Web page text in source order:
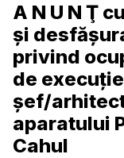
A N U N Ţ
și
privind
de
șef/
aparatului
Cahul